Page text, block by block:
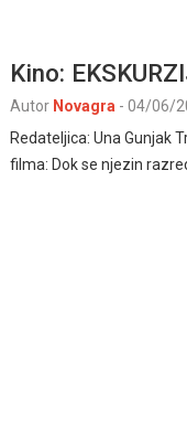
Kino:
Autor Novagra - 04/06/
Redateljica: Una Gunjak
filma: Dok se njezin